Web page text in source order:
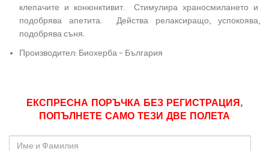
клепачите и конюнктивит. Стимулира храносмилането и
подобрява апетита. Действа релаксиращо, успокоява,
подобрява съня.
Производител: Биохерба – България
ЕКСПРЕСНА ПОРЪЧКА БЕЗ РЕГИСТРАЦИЯ,
ПОПЪЛНЕТЕ САМО ТЕЗИ ДВЕ ПОЛЕТА
Име